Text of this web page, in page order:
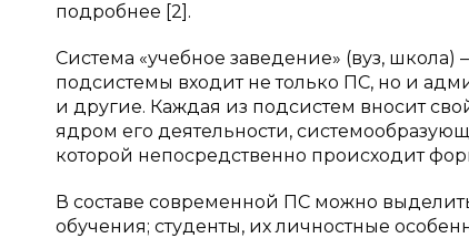
подробнее [2].
Система «учебное заведение» (вуз, школа)
подсистемы входит не только ПС, но и
и другие. Каждая из подсистем вносит
ядром его деятельности,
которой непосредственно происходит
В составе современной ПС можно
обучения; студенты, их личностные